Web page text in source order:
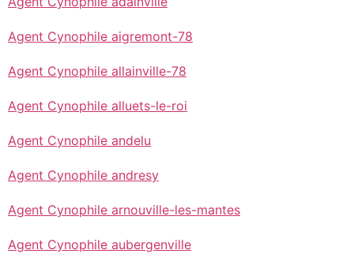
Agent Cynophile aigremont-78
Agent Cynophile allainville-78
Agent Cynophile alluets-le-roi
Agent Cynophile andelu
Agent Cynophile andresy
Agent Cynophile arnouville-les-mantes
Agent Cynophile aubergenville